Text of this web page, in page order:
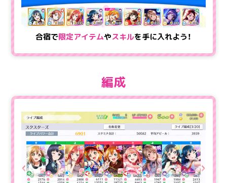
合宿で限定アイテムやスキルを手に入れよう！
編成